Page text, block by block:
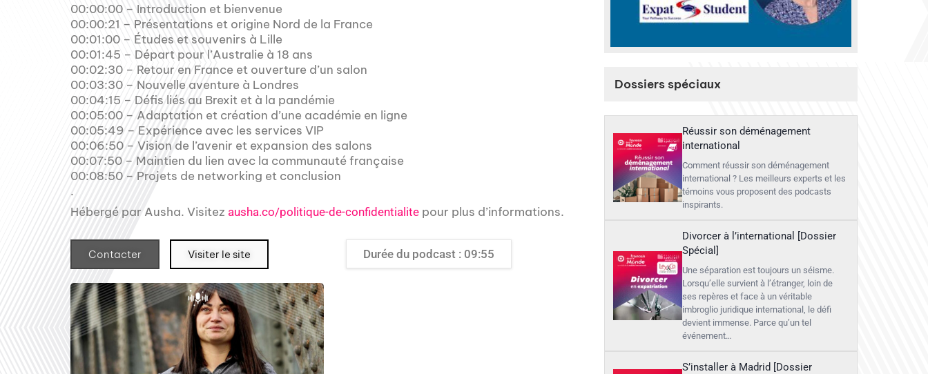
00:00:00 – Introduction et bienvenue
00:00:21 – Présentations et origine Nord de la France
00:01:00 – Études et souvenirs à Lille
00:01:45 – Départ pour l’Australie à 18 ans
00:02:30 – Retour en France et ouverture d’un salon
00:03:30 – Nouvelle aventure à Londres
00:04:15 – Défis liés au Brexit et à la pandémie
00:05:00 – Adaptation et création d’une académie en ligne
00:05:49 – Expérience avec les services VIP
00:06:50 – Vision de l’avenir et expansion des salons
00:07:50 – Maintien du lien avec la communauté française
00:08:50 – Projets de networking et conclusion
.
Hébergé par Ausha. Visitez ausha.co/politique-de-confidentialite pour plus d’informations.
Contacter Visiter le site Durée du podcast : 09:55
Dossiers spéciaux
Réussir son déménagement
international
Comment réussir son déménagement
international ? Les meilleurs experts et les
témoins vous proposent des podcasts
inspirants.
Divorcer à l’international [Dossier
Spécial]
Une séparation est toujours un séisme.
Lorsqu’elle survient à l’étranger, loin de
ses repères et face à un véritable
imbroglio juridique international, le défi
devient immense. Parce qu’un tel
événement…
S’installer à Madrid [Dossier